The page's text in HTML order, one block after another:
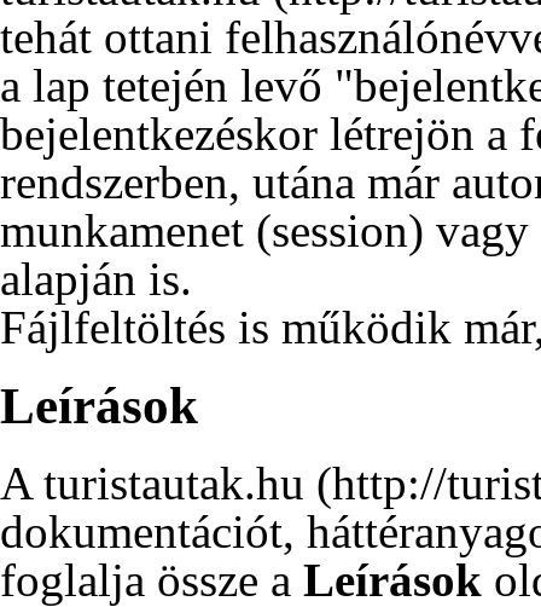
tehát ottani
a lap tetején levő
bejelentkezéskor létrejön a
rendszerben, utána már
munkamenet (session)
alapján is.
Fájlfeltöltés is működik
Leírások
A turistautak.hu
dokumentációt,
foglalja össze a Leírások